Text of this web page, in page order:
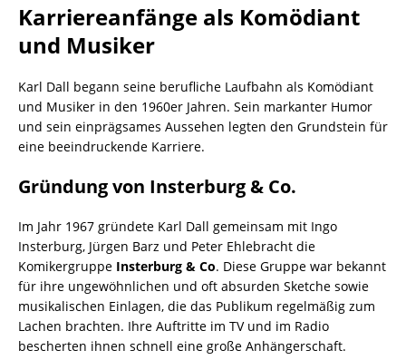
Karriereanfänge als Komödiant
und Musiker
Karl Dall begann seine berufliche Laufbahn als Komödiant
und Musiker in den 1960er Jahren. Sein markanter Humor
und sein einprägsames Aussehen legten den Grundstein für
eine beeindruckende Karriere.
Gründung von Insterburg & Co.
Im Jahr 1967 gründete Karl Dall gemeinsam mit Ingo
Insterburg, Jürgen Barz und Peter Ehlebracht die
Komikergruppe Insterburg & Co. Diese Gruppe war bekannt
für ihre ungewöhnlichen und oft absurden Sketche sowie
musikalischen Einlagen, die das Publikum regelmäßig zum
Lachen brachten. Ihre Auftritte im TV und im Radio
bescherten ihnen schnell eine große Anhängerschaft.